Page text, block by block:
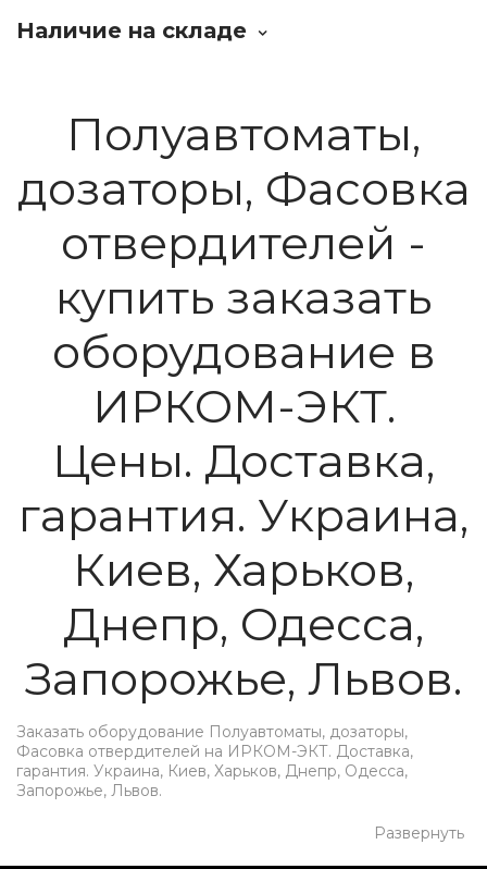
Наличие на складе
Полуавтоматы,
дозаторы, Фасовка
отвердителей -
купить заказать
оборудование в
ИРКОМ-ЭКТ.
Цены. Доставка,
гарантия. Украина,
Киев, Харьков,
Днепр, Одесса,
Запорожье, Львов.
Заказать оборудование Полуавтоматы, дозаторы,
Фасовка отвердителей на ИРКОМ-ЭКТ. Доставка,
гарантия. Украина, Киев, Харьков, Днепр, Одесса,
Запорожье, Львов.
Развернуть